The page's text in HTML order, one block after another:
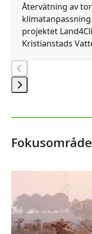
Återvätning av
projektet
Kristianstads
to
first